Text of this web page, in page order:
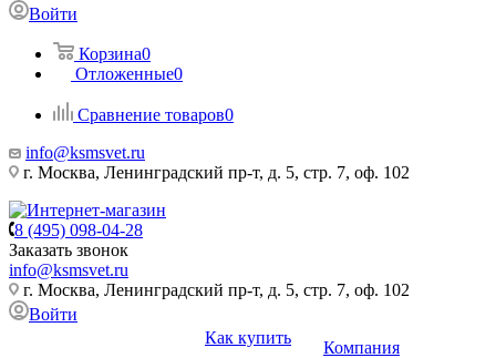
Войти
Корзина0
Отложенные0
Сравнение товаров0
info@ksmsvet.ru
г. Москва, Ленинградский пр-т, д. 5, стр. 7, оф. 102
8 (495) 098-04-28
Заказать звонок
info@ksmsvet.ru
г. Москва, Ленинградский пр-т, д. 5, стр. 7, оф. 102
Войти
Как купить
Компания